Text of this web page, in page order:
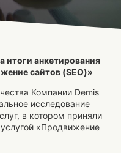
итоги анкетирования
сайтов (SEO)»
Компании Demis
исследование
в котором приняли
«Продвижение